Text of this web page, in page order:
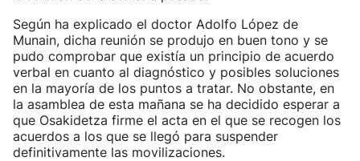
Según ha explicado el doctor Adolfo López de
Munain, dicha reunión se produjo en buen tono y se
pudo comprobar que existía un principio de acuerdo
verbal en cuanto al diagnóstico y posibles soluciones
en la mayoría de los puntos a tratar. No obstante, en
la asamblea de esta mañana se ha decidido esperar a
que Osakidetza firme el acta en el que se recogen los
acuerdos a los que se llegó para suspender
definitivamente las movilizaciones.